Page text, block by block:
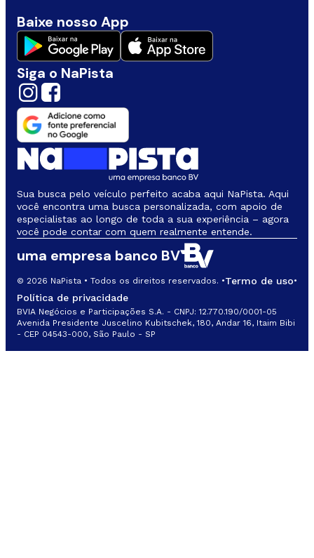
Baixe nosso App
Siga o NaPista
Sua busca pelo veículo perfeito acaba aqui NaPista. Aqui
você encontra uma busca personalizada, com apoio de
especialistas ao longo de toda a sua experiência – agora
você pode contar com quem realmente entende.
© 2026 NaPista • Todos os direitos reservados. •Termo de uso•
Política de privacidade
BVIA Negócios e Participações S.A. - CNPJ: 12.770.190/0001-05
Avenida Presidente Juscelino Kubitschek, 180, Andar 16, Itaim Bibi
- CEP 04543-000, São Paulo - SP
uma empresa banco BV